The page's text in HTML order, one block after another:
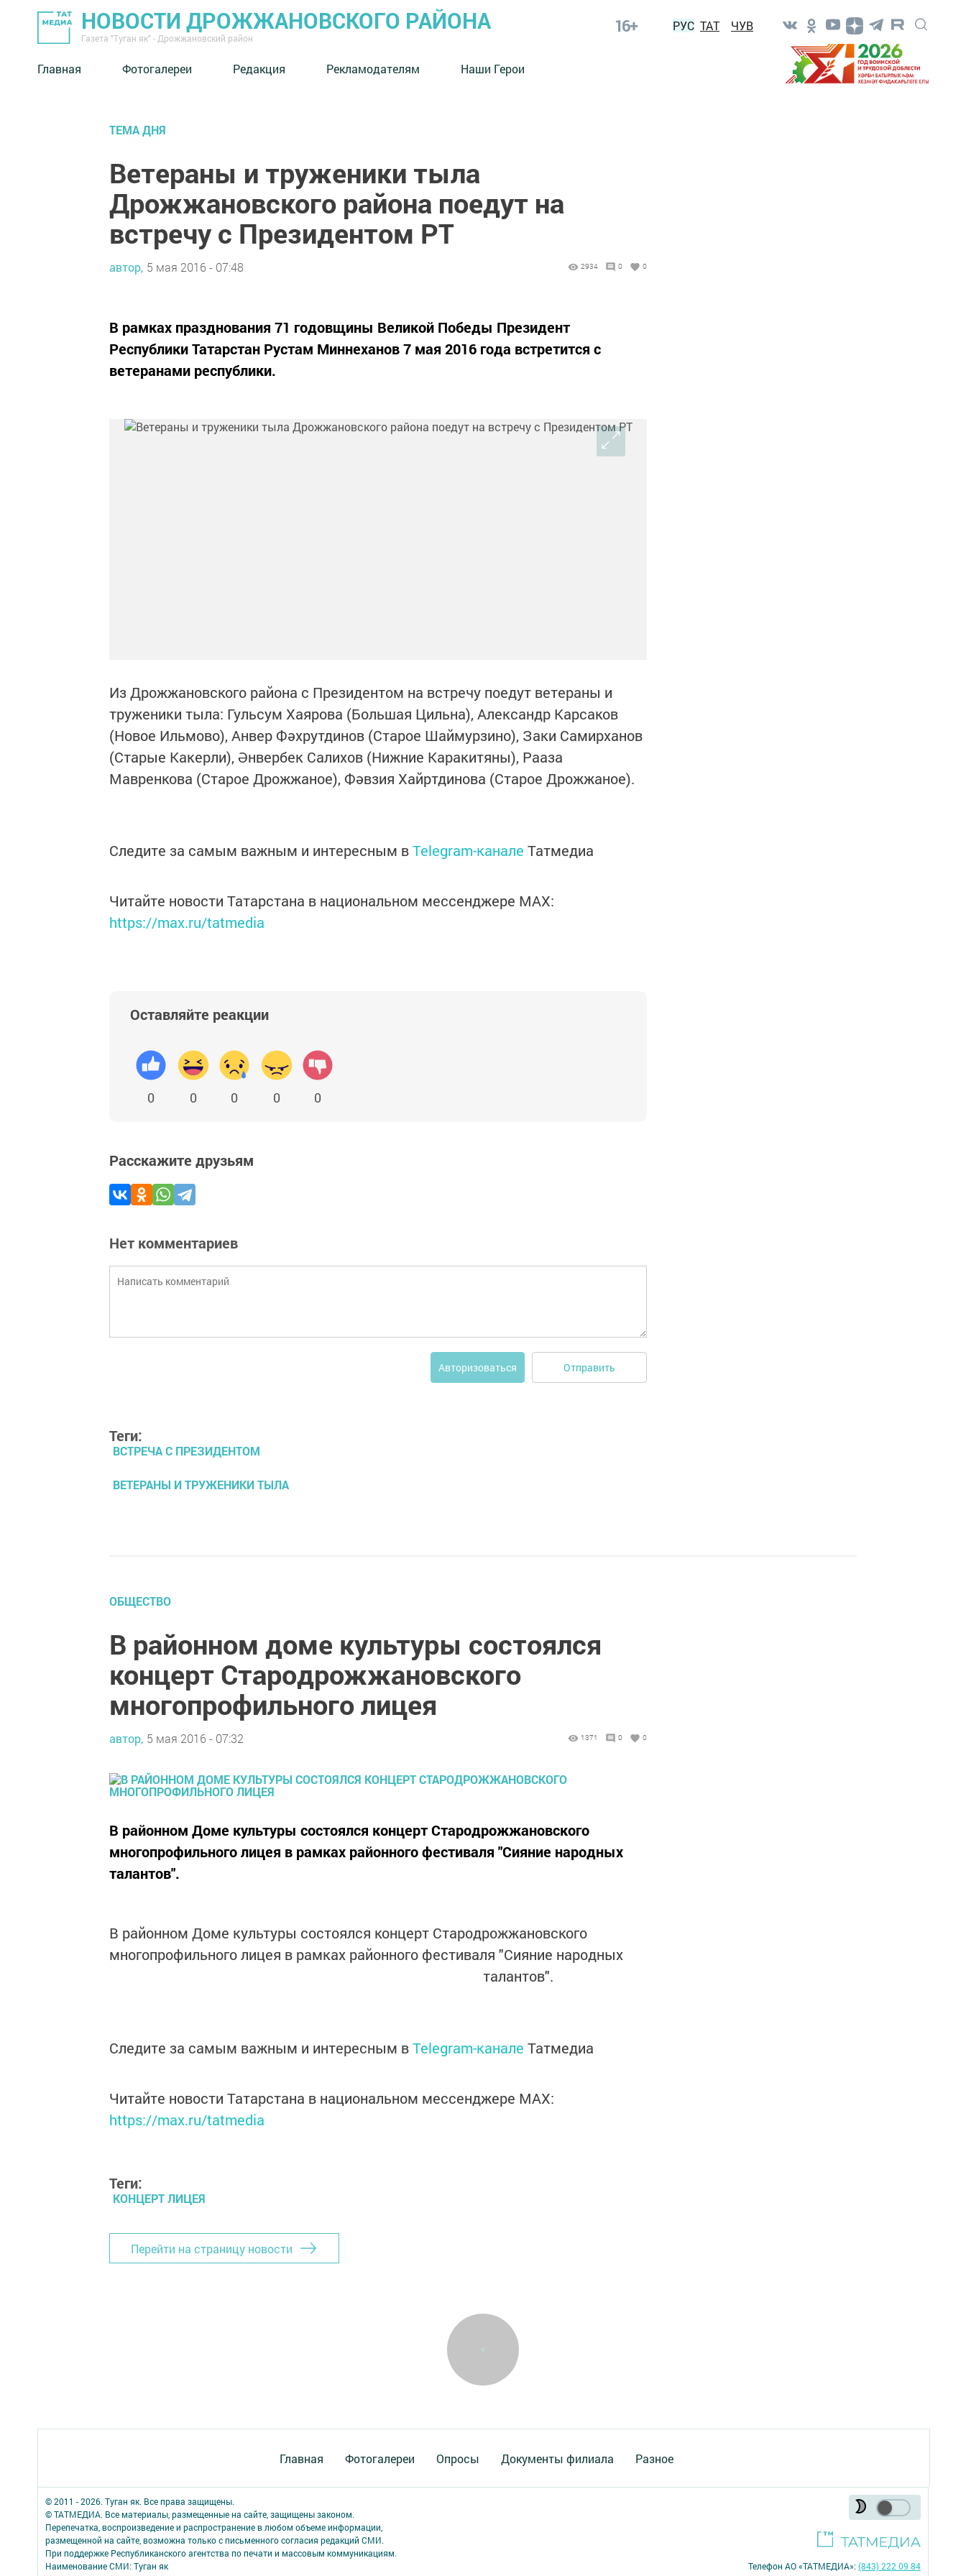
НОВОСТИ ДРОЖЖАНОВСКОГО РАЙОНА
Газета "Туган як" - Дрожжановский район
16+ РУС ТАТ ЧУВ
Главная Фотогалереи Редакция Рекламодателям Наши Герои
ТЕМА ДНЯ
Ветераны и труженики тыла
Дрожжановского района поедут на
встречу с Президентом РТ
автор, 5 мая 2016 - 07:48 2934 0 0
В рамках празднования 71 годовщины Великой Победы Президент
Республики Татарстан Рустам Миннеханов 7 мая 2016 года встретится с
ветеранами республики.
Из Дрожжановского района с Президентом на встречу поедут ветераны и
труженики тыла: Гульсум Хаярова (Большая Цильна), Александр Карсаков
(Новое Ильмово), Анвер Фәхрутдинов (Старое Шаймурзино), Заки Самирханов
(Старые Какерли), Әнвербек Салихов (Нижние Каракитяны), Рааза
Мавренкова (Старое Дрожжаное), Фәвзия Хайртдинова (Старое Дрожжаное).
Следите за самым важным и интересным вTelegram-канале Татмедиа
Читайте новости Татарстана в национальном мессенджере MАХ:
https://max.ru/tatmedia
Оставляйте реакции
0 0 0 0 0
Расскажите друзьям
Нет комментариев
Авторизоваться Отправить
Теги:
ВСТРЕЧА С ПРЕЗИДЕНТОМ
ВЕТЕРАНЫ И ТРУЖЕНИКИ ТЫЛА
ОБЩЕСТВО
В районном доме культуры состоялся
концерт Стародрожжановского
многопрофильного лицея
автор, 5 мая 2016 - 07:32 1371 0 0
В районном Доме культуры состоялся концерт Стародрожжановского
многопрофильного лицея в рамках районного фестиваля "Сияние народных
талантов".
В районном Доме культуры состоялся концерт Стародрожжановского
многопрофильного лицея в рамках районного фестиваля "Сияние народных
талантов".
Следите за самым важным и интересным вTelegram-канале Татмедиа
Читайте новости Татарстана в национальном мессенджере MАХ:
https://max.ru/tatmedia
Теги:
КОНЦЕРТ ЛИЦЕЯ
Перейти на страницу новости
Главная Фотогалереи Опросы Документы филиала Разное
© 2011 - 2026. Туган як. Все права защищены.
© ТАТМЕДИА. Все материалы, размещенные на сайте, защищены законом.
Перепечатка, воспроизведение и распространение в любом объеме информации,
размещенной на сайте, возможна только с письменного согласия редакций СМИ.
При поддержке Республиканского агентства по печати и массовым коммуникациям.
Наименование СМИ: Туган як
Телефон АО «ТАТМЕДИА»:(843) 222 09 84